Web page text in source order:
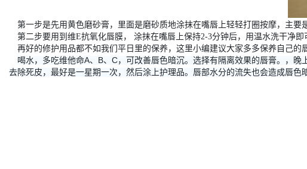
第一步是先用黄色磨砂膏，里面是磨砂质地涂抹在嘴唇上轻轻打圈按摩，主要
第二步要用到维E抗氧化唇膜， 涂抹在嘴唇上保持2-3分钟后，用温水洗干净即
再好的修护用品都不如我们平日里的保养，这里小编建议大家多多保养自己的
喝水，多吃维他命A、 B、 C，可改善唇色暗沉。选择有隔离效果的唇膏。，
去除死皮，最好是一星期一次，然后涂上护理品。唇部水分的流失也会造成唇色